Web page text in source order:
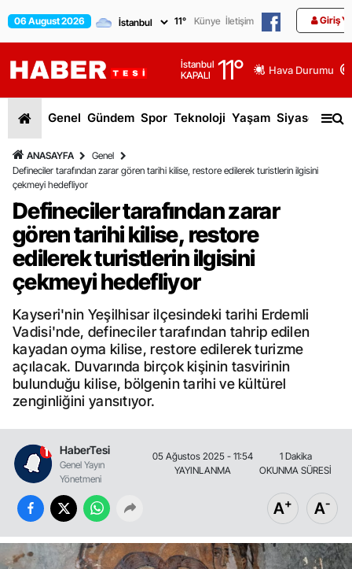
06 August 2026 11° Künye İletişim Giriş
İstanbul
KAPALI
11° Hava Durumu
Genel Gündem Spor Teknoloji Yaşam Siyaset
ANASAYFA
Genel
Defineciler tarafından zarar gören tarihi kilise, restore edilerek turistlerin ilgisini
çekmeyi hedefliyor
Defineciler tarafından zarar
gören tarihi kilise, restore
edilerek turistlerin ilgisini
çekmeyi hedefliyor
Kayseri'nin Yeşilhisar ilçesindeki tarihi Erdemli
Vadisi'nde, defineciler tarafından tahrip edilen
kayadan oyma kilise, restore edilerek turizme
açılacak. Duvarında birçok kişinin tasvirinin
bulunduğu kilise, bölgenin tarihi ve kültürel
zenginliğini yansıtıyor.
HaberTesi
Genel Yayın
Yönetmeni
05 Ağustos 2025 - 11:54
YAYINLANMA
1 Dakika
OKUNMA SÜRESİ
A+ A-